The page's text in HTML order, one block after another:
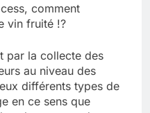
comment
vin fruité !?
par la collecte des
au niveau des
différents types de
en ce sens que